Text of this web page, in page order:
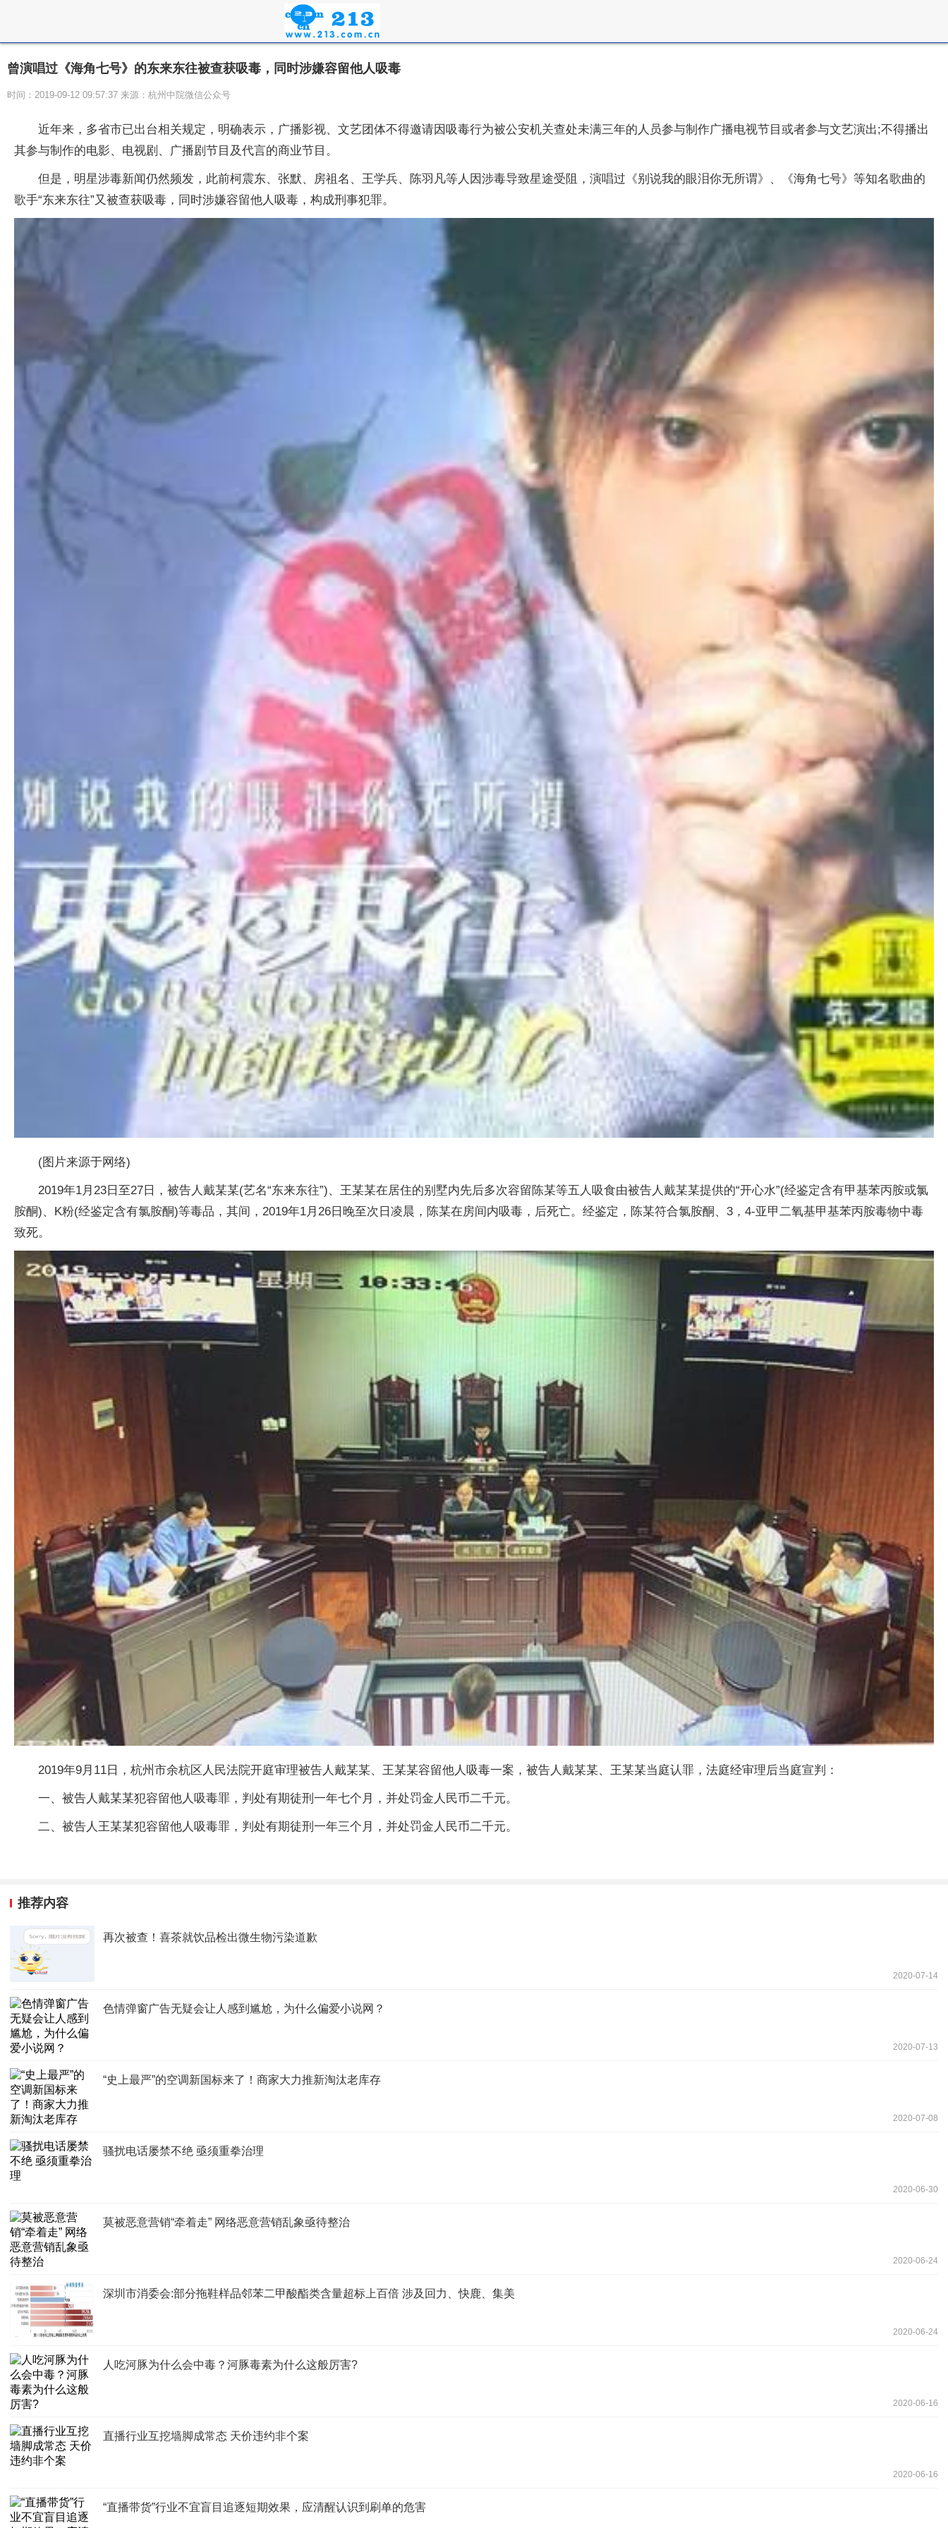
曾演唱过《海角七号》的东来东往被查获吸毒，同时涉嫌容留他人吸毒
时间：2019-09-12 09:57:37 来源：杭州中院微信公众号
近年来，多省市已出台相关规定，明确表示，广播影视、文艺团体不得邀请因吸毒行为被公安机关查处未满三年的人员参与制作广播电视节目或者参与文艺演出;不得播出
其参与制作的电影、电视剧、广播剧节目及代言的商业节目。
但是，明星涉毒新闻仍然频发，此前柯震东、张默、房祖名、王学兵、陈羽凡等人因涉毒导致星途受阻，演唱过《别说我的眼泪你无所谓》、《海角七号》等知名歌曲的
歌手“东来东往”又被查获吸毒，同时涉嫌容留他人吸毒，构成刑事犯罪。
(图片来源于网络)
2019年1月23日至27日，被告人戴某某(艺名“东来东往”)、王某某在居住的别墅内先后多次容留陈某等五人吸食由被告人戴某某提供的“开心水”(经鉴定含有甲基苯丙胺或氯
胺酮)、K粉(经鉴定含有氯胺酮)等毒品，其间，2019年1月26日晚至次日凌晨，陈某在房间内吸毒，后死亡。经鉴定，陈某符合氯胺酮、3，4-亚甲二氧基甲基苯丙胺毒物中毒
致死。
2019年9月11日，杭州市余杭区人民法院开庭审理被告人戴某某、王某某容留他人吸毒一案，被告人戴某某、王某某当庭认罪，法庭经审理后当庭宣判：
一、被告人戴某某犯容留他人吸毒罪，判处有期徒刑一年七个月，并处罚金人民币二千元。
二、被告人王某某犯容留他人吸毒罪，判处有期徒刑一年三个月，并处罚金人民币二千元。
推荐内容
再次被查！喜茶就饮品检出微生物污染道歉
2020-07-14
色情弹窗广告无疑会让人感到尴尬，为什么偏爱小说网？
2020-07-13
“史上最严”的空调新国标来了！商家大力推新淘汰老库存
2020-07-08
骚扰电话屡禁不绝 亟须重拳治理
2020-06-30
莫被恶意营销“牵着走” 网络恶意营销乱象亟待整治
2020-06-24
深圳市消委会:部分拖鞋样品邻苯二甲酸酯类含量超标上百倍 涉及回力、快鹿、集美
2020-06-24
人吃河豚为什么会中毒？河豚毒素为什么这般厉害?
2020-06-16
直播行业互挖墙脚成常态 天价违约非个案
2020-06-16
“直播带货”行业不宜盲目追逐短期效果，应清醒认识到刷单的危害